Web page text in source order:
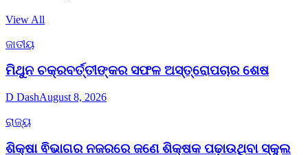
View All
ଜାତୀୟ
ମିଥୁନ ଚକ୍ରବର୍ତ୍ତୀଙ୍କର ସଫଳ ଅସ୍ତ୍ରୋପଚାର ଶେଷ
D DashAugust 8, 2026
ରାଜ୍ୟ
ଶିକ୍ଷା ଵିଭାଗର ନଜରରେ ଜଣେ ଶିକ୍ଷକ ପଢ଼ାଉଥିବା ସ୍କୁଲ